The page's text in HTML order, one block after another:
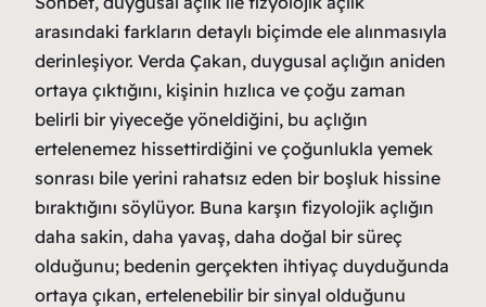
arasındaki farkların detaylı biçimde ele alınmasıyla
derinleşiyor. Verda Çakan, duygusal açlığın aniden
ortaya çıktığını, kişinin hızlıca ve çoğu zaman
belirli bir yiyeceğe yöneldiğini, bu açlığın
ertelenemez hissettirdiğini ve çoğunlukla yemek
sonrası bile yerini rahatsız eden bir boşluk hissine
bıraktığını söylüyor. Buna karşın fizyolojik açlığın
daha sakin, daha yavaş, daha doğal bir süreç
olduğunu; bedenin gerçekten ihtiyaç duyduğunda
ortaya çıkan, ertelenebilir bir sinyal olduğunu